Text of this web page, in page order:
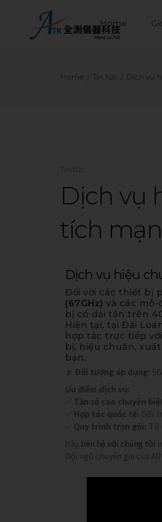
Home
Home Tin tức Dịch vụ
Tin tức
Dịch vụ
tích
Dịch vụ hiệu
Đối với các thiết bị
(67GHz) và các mô-
bị có dải tần trên
Hiện tại, tại Đài
hợp tác trực tiếp với
bị, hiệu chuẩn,
bạn.
📡 Đối tượng áp dụng:
Ưu điểm dịch vụ:
Tần số cao chuyên
Hợp tác quốc tế: Gửi
Quy trình trọn gói: Từ
Hãy liên hệ với chúng tôi
Đội ngũ chuyên gia của